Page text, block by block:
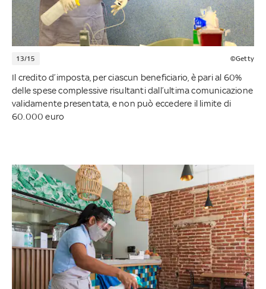
13/15 ©Getty
Il credito d’imposta, per ciascun beneficiario, è pari al 60%
delle spese complessive risultanti dall’ultima comunicazione
validamente presentata, e non può eccedere il limite di
60.000 euro